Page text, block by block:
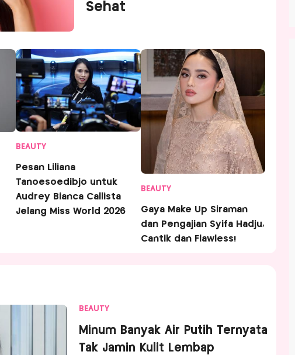
Sehat
BEAUTY
Pesan Liliana
Tanoesoedibjo untuk
Audrey Bianca Callista
Jelang Miss World 2026
BEAUTY
Gaya Make Up Siraman
dan Pengajian Syifa Hadju,
Cantik dan Flawless!
BEAUTY
Minum Banyak Air Putih Ternyata
Tak Jamin Kulit Lembap